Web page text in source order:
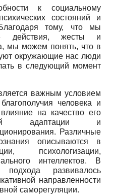
к социальному
состояний и
тому, что мы
действия, жесты и
мы можем понять, что в
окружающие нас люди
в следующий момент
важным условием
человека и
на качество его
адаптации и
Различные
описываются в
психологизации,
интеллектов. В
подхода развивалось
направленности
саморегуляции.